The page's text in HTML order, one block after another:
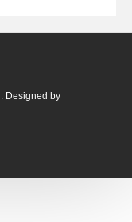
Designed by